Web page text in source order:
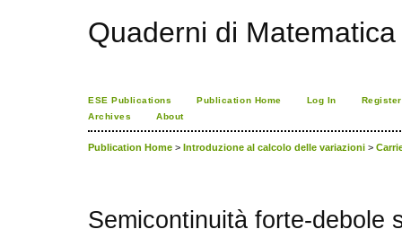
Quaderni di Matematica
ESE Publications Publication Home Log In
Register
Archives
About
Publication Home > Introduzione al calcolo delle variazioni >
Semicontinuità forte-debole